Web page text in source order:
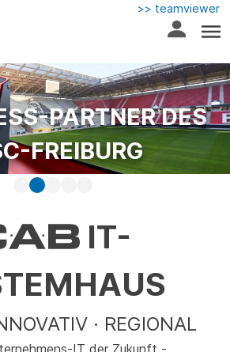
>> teamviewer
PARTNER DES
FREIBURG
IT-
· REGIONAL
IT der Zukunft -